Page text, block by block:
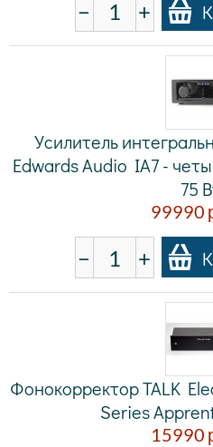
− +
Усилитель
Edwards Audio IA7 -
75
99990
− +
Фонокорректор TALK
Series
15990